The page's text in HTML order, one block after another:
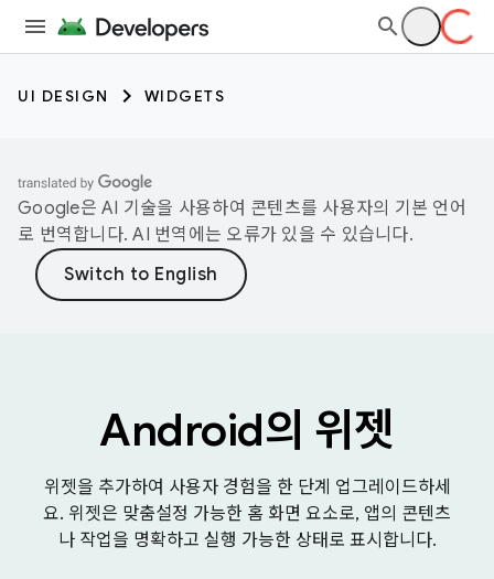
UI DESIGN WIDGETS
Google은 AI 기술을 사용하여 콘텐츠를 사용자의 기본 언어
로 번역합니다. AI 번역에는 오류가 있을 수 있습니다.
Android의 위젯
위젯을 추가하여 사용자 경험을 한 단계 업그레이드하세
요. 위젯은 맞춤설정 가능한 홈 화면 요소로, 앱의 콘텐츠
나 작업을 명확하고 실행 가능한 상태로 표시합니다.